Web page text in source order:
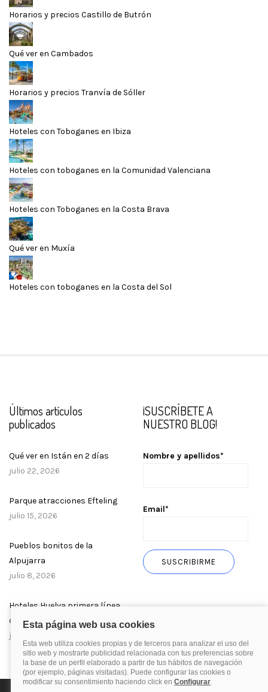
Horarios y precios Castillo de Butrón
Qué ver en Cambados
Horarios y precios Tranvía de Sóller
Hoteles con Toboganes en Ibiza
Hoteles con toboganes en la Comunidad Valenciana
Hoteles con Toboganes en la Costa Brava
Qué ver en Muxía
Hoteles con toboganes en la Costa del Sol
Últimos artículos
publicados
Qué ver en Istán en 2 días
julio 22, 2026
Parque atracciones Efteling
julio 15, 2026
Pueblos bonitos de la
Alpujarra
julio 8, 2026
Hoteles Huelva primera línea
de playa
julio 1, 2026
¡SUSCRÍBETE A
NUESTRO BLOG!
Nombre y apellidos*
Email*